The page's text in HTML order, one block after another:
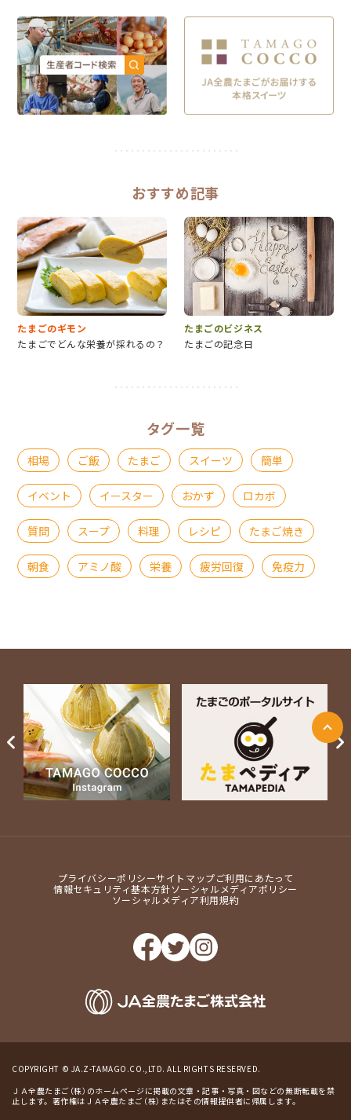
おすすめ記事
たまごのギモン
たまごでどんな栄養が採れるの？
たまごのビジネス
たまごの記念日
タグ一覧
相場 ご飯 たまご スイーツ 簡単
イベント イースター おかず ロカボ
質問 スープ 料理 レシピ たまご焼き
朝食 アミノ酸 栄養 疲労回復 免疫力
プライバシーポリシーサイトマップご利用にあたって
情報セキュリティ基本方針ソーシャルメディアポリシー
ソーシャルメディア利用規約
COPYRIGHT © JA.Z-TAMAGO.CO.,LTD. ALL RIGHTS RESERVED.
ＪＡ全農たまご（株）のホームページに掲載の文章・記事・写真・図などの無断転載を禁
止します。著作権はＪＡ全農たまご（株）またはその情報提供者に帰属します。
ージ上部に戻る